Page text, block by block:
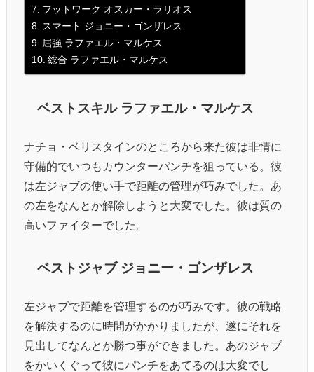
フットワーク オスカー・ラリオス
スマート ジョニー・ゴンザレス
屈強 ラファエル・マルケス
総合 ラファエル・マルケス
ベストスキル ラファエル・マルケス
ナチョ・ベリスタインのところから来た彼は非情に
守備的でいつもカウンターパンチを狙っている。彼
は左ジャブの使い手で距離の管理が巧みでした。あ
の左をなんとか解除しようと大変でした。彼は質の
高いファイターでした。
ベストジャブ ジョニー・ゴンザレス
左ジャブで距離を管理するのが巧みです。彼の戦略
を解決するのに時間がかかりましたが、遂にそれを
見出してなんとか勝つ事ができました。あのジャブ
をかいくぐって彼にパンチをあてるのは大変でし